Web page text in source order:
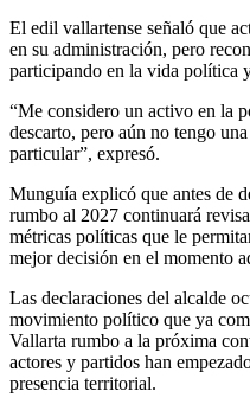
El edil vallartense señaló que
en su administración, pero
participando en la vida política
“Me considero un activo en la
descarto, pero aún no tengo
particular”, expresó.
Munguía explicó que antes de
rumbo al 2027 continuará
métricas políticas que le
mejor decisión en el momento
Las declaraciones del alcalde
movimiento político que ya
Vallarta rumbo a la próxima
actores y partidos han
presencia territorial.